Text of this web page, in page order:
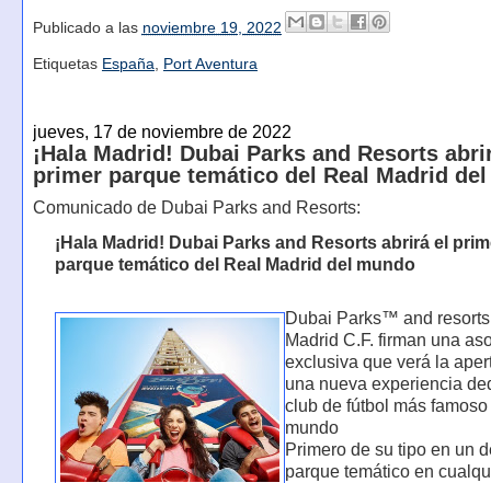
Publicado a las noviembre 19, 2022
Etiquetas España Port Aventura
jueves, 17 de noviembre de 2022
¡Hala Madrid! Dubai Parks and Resorts
primer parque temático del Real Madrid
Comunicado de Dubai Parks and Resorts:
¡Hala Madrid! Dubai Parks and Resorts abrirá el
parque temático del Real Madrid del mundo
Dubai Parks™ and
Madrid C.F. firman una
exclusiva que verá la
una nueva experiencia
club de fútbol más
mundo
Primero de su tipo en un
parque temático en